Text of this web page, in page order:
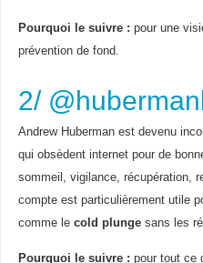
Pourquoi le suivre : pour une
prévention de fond.
2/
Andrew Huberman est devenu
qui obsèdent internet pour de
sommeil, vigilance, récupération,
compte est particulièrement utile
comme le cold plungesans les
Pourquoi le suivre : pour tout ce